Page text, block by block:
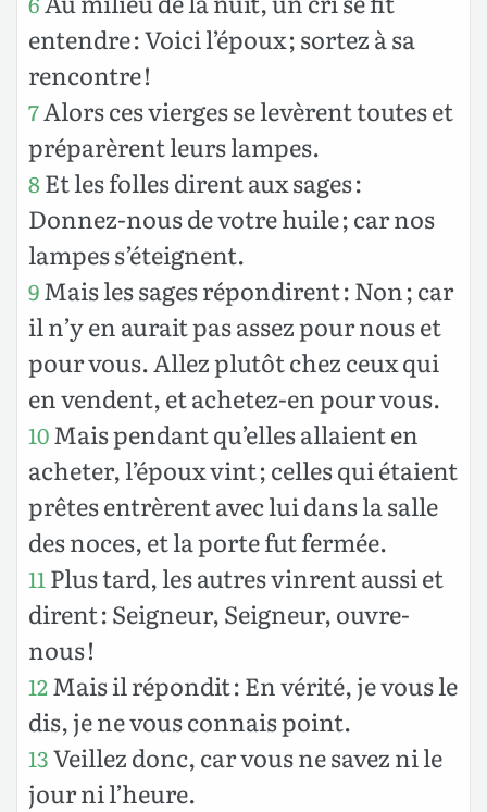
entendre : Voici l’époux ; sortez à sa
rencontre !
7Alors ces vierges se levèrent toutes et
préparèrent leurs lampes.
8Et les folles dirent aux sages :
Donnez-nous de votre huile ; car nos
lampes s’éteignent.
9Mais les sages répondirent : Non ; car
il n’y en aurait pas assez pour nous et
pour vous. Allez plutôt chez ceux qui
en vendent, et achetez-en pour vous.
10Mais pendant qu’elles allaient en
acheter, l’époux vint ; celles qui étaient
prêtes entrèrent avec lui dans la salle
des noces, et la porte fut fermée.
11 Plus tard, les autres vinrent aussi et
dirent : Seigneur, Seigneur, ouvre-
nous !
12Mais il répondit : En vérité, je vous le
dis, je ne vous connais point.
13Veillez donc, car vous ne savez ni le
jour ni l’heure.